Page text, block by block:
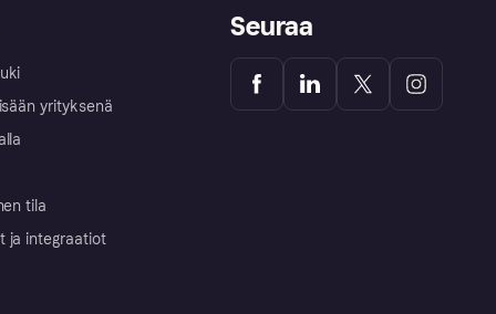
yrityksenä
tila
ja integraatiot
Seuraa